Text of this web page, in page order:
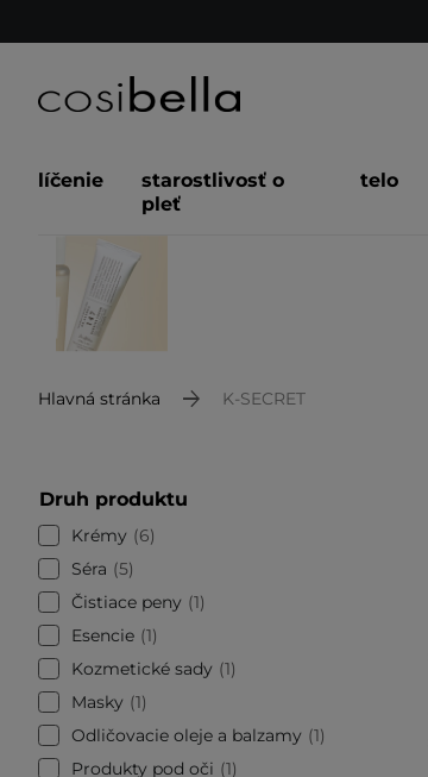
líčenie
starostlivosť o
pleť
telo
Hlavná stránka K-SECRET
Druh produktu
Krémy
6
Séra
5
Čistiace peny
1
Esencie 1
Kozmetické sady
1
Masky
1
Odličovacie oleje a balzamy
1
Produkty pod oči
1